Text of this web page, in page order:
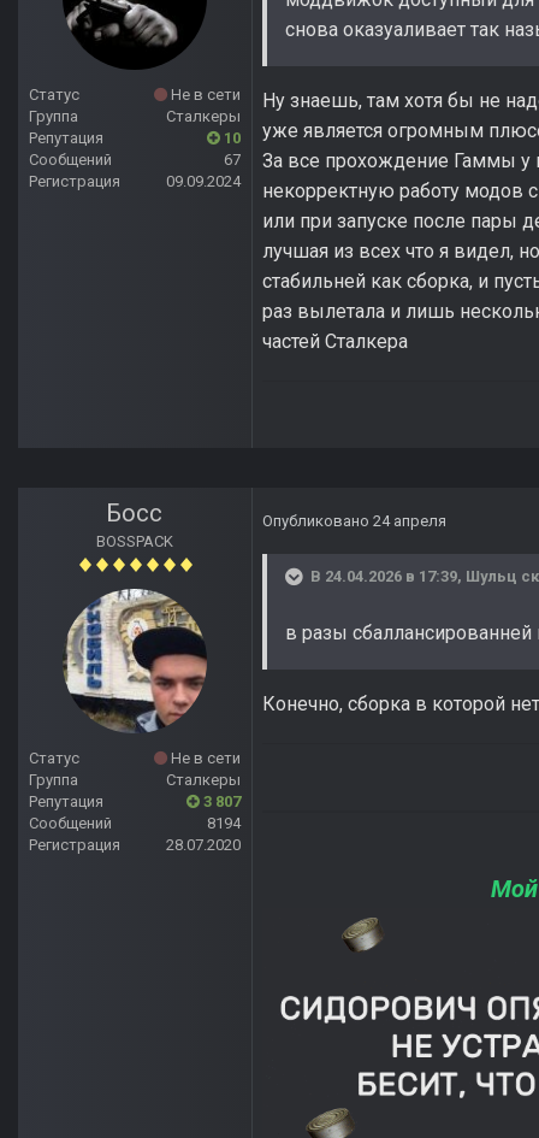
Статус
Не в сети
Группа
Сталкеры
Репутация
10
Сообщений
67
Регистрация
09.09.2024
снова оказуаливает так
Ну знаешь, там хотя бы не
уже является огромным
За все прохождение Гаммы у
некорректную работу модов
или при запуске после пары
лучшая из всех что я видел,
стабильней как сборка, и
раз вылетала и лишь
частей Сталкера
Босс
BOSSPACK
Статус
Не в сети
Группа
Сталкеры
Репутация
3 807
Сообщений
8194
Регистрация
28.07.2020
Опубликовано 24 апреля
В 24.04.2026 в 17:39, Шульц
в разы сбаллансированней
Конечно, сборка в которой